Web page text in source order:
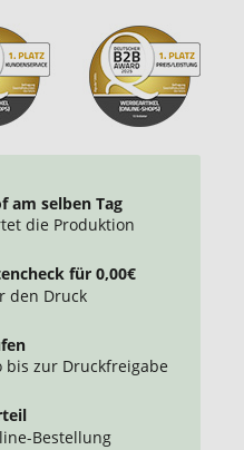
am selben Tag
die Produktion
für 0,00€
den Druck
bis zur Druckfreigabe
Bestellung